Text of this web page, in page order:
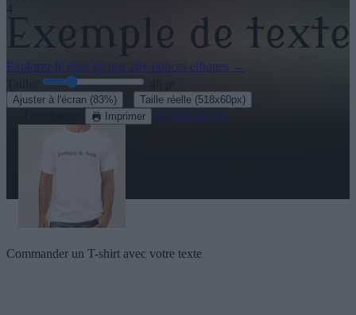
Explorez le reste de nos 20+ polices elfiques →
Ajuster à l'écran (83%) Taille réelle (518x60px)
Imprimer Voir en 3D
Commander un T-shirt avec votre texte